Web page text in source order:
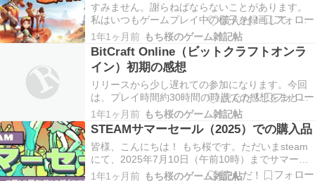
すみません。謝らねばならないことがあります。
私はいつもゲームプレイ中の様子を録画して、後
からプレイ日記を書き起こします。なので動画が
無いと日記が書けません。メモを取ったりしませ
んし、なにより私の記憶力が悪いので。 何を言い
たいかというと、動画を誤って削除してしまった
ので、プレイ…
1年1ヶ月前 もち桜のゲーム雑記帖
BitCraft Online（ビットクラフトオンラ
イン）初期の感想
リリースから少し遅れての参加になります。今回
は、プレイ時間約30時間の時点での感想をまとめ
てみました。 この30時間という時間、他のゲーム
であれば「そこそこ遊んだ」くらいに感じるかも
しれませんが、BitCraftにおいてはまだまだ序盤の
ようです。それくらい、このゲームはゆったり…
1年1ヶ月前 もち桜のゲーム雑記帖
STEAMサマーセール（2025）での購入品
皆様、こんにちは！ もち桜です。ただいまsteam
にて、2025年7月10日（午前10時）までサマーセ
ールが行われています。私は、今更ながら、昨日
1年1ヶ月前 もち桜のゲーム雑記帖